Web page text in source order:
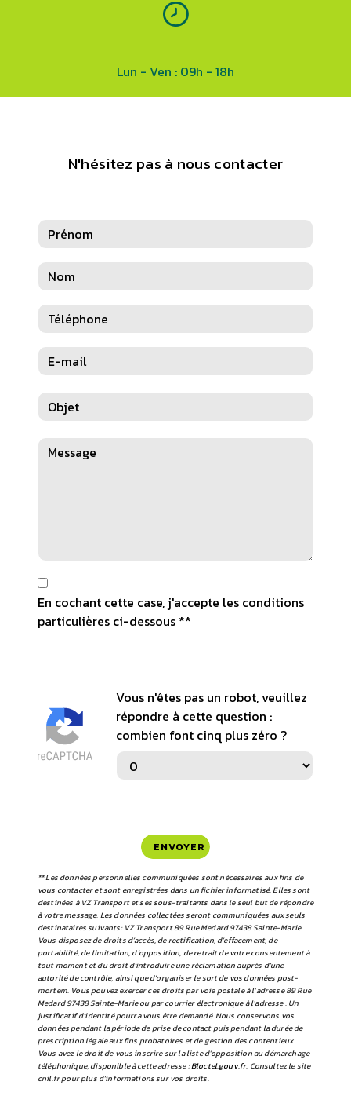
Lun - Ven : 09h - 18h
N'hésitez pas à nous contacter
En cochant cette case, j'accepte les conditions
particulières ci-dessous **
Vous n'êtes pas un robot, veuillez
répondre à cette question :
combien font cinq plus zéro ?
ENVOYER
** Les données personnelles communiquées sont nécessaires aux fins de
vous contacter et sont enregistrées dans un fichier informatisé. Elles sont
destinées à VZ Transport et ses sous-traitants dans le seul but de répondre
à votre message. Les données collectées seront communiquées aux seuls
destinataires suivants: VZ Transport 89 Rue Medard 97438 Sainte-Marie .
Vous disposez de droits d’accès, de rectification, d’effacement, de
portabilité, de limitation, d’opposition, de retrait de votre consentement à
tout moment et du droit d’introduire une réclamation auprès d’une
autorité de contrôle, ainsi que d’organiser le sort de vos données post-
mortem. Vous pouvez exercer ces droits par voie postale à l'adresse 89 Rue
Medard 97438 Sainte-Marie ou par courrier électronique à l'adresse . Un
justificatif d'identité pourra vous être demandé. Nous conservons vos
données pendant la période de prise de contact puis pendant la durée de
prescription légale aux fins probatoires et de gestion des contentieux.
Vous avez le droit de vous inscrire sur la liste d'opposition au démarchage
téléphonique, disponible à cette adresse :Bloctel.gouv.fr. Consultez le site
cnil.fr pour plus d’informations sur vos droits.